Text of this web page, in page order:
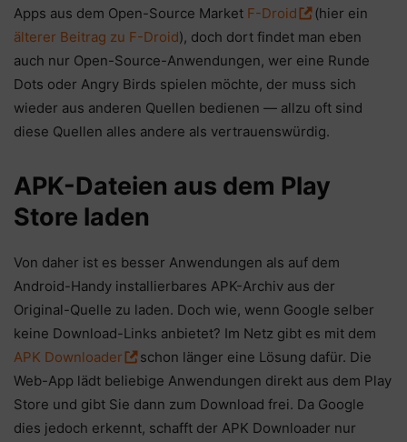
Apps aus dem Open-Source Market F-Droid
(hier ein
älterer Beitrag zu F-Droid), doch dort findet man eben
auch nur Open-Source-Anwendungen, wer eine Runde
Dots oder Angry Birds spielen möchte, der muss sich
wieder aus anderen Quellen bedienen — allzu oft sind
diese Quellen alles andere als vertrauenswürdig.
APK-Dateien aus dem Play
Store laden
Von daher ist es besser Anwendungen als auf dem
Android-Handy installierbares APK-Archiv aus der
Original-Quelle zu laden. Doch wie, wenn Google selber
keine Download-Links anbietet? Im Netz gibt es mit dem
APK Downloader
schon länger eine Lösung dafür. Die
Web-App lädt beliebige Anwendungen direkt aus dem Play
Store und gibt Sie dann zum Download frei. Da Google
dies jedoch erkennt, schafft der APK Downloader nur